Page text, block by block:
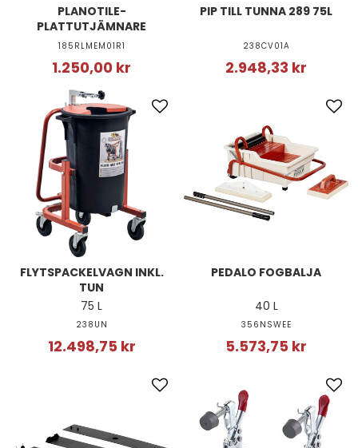
PLANOTILE-
PLATTUTJÄMNARE
185RLMEM01R1
1.250,00 kr
PIP TILL TUNNA 289 75L
238CV01A
2.948,33 kr
FLYTSPACKELVAGN INKL.
TUN
75 L
238UN
12.498,75 kr
PEDALO FOGBALJA
40 L
356NSWEE
5.573,75 kr